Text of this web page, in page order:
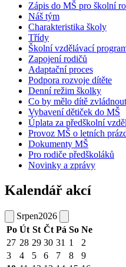
Zápis do MŠ pro školní
Náš tým
Charakteristika školy
Třídy
Školní vzdělávací
Zapojení rodičů
Adaptační proces
Podpora rozvoje dítěte
Denní režim školky
Co by mělo dítě
Vybavení dětiček do MŠ
Úplata za předškolní
Provoz MŠ o letních
Dokumenty MŠ
Pro rodiče předškoláků
Novinky a zprávy
Kalendář akcí
Srpen2026
Po Út St Čt Pá So Ne
27 28 29 30 31 1
2
3
4 5 6 7 8
9